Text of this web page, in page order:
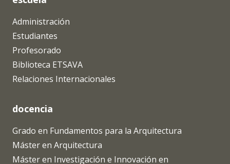
Administración
Estudiantes
Profesorado
Biblioteca ETSAVA
Relaciones Internacionales
docencia
Grado en Fundamentos para la Arquitectura
Máster en Arquitectura
Máster en Investigación e Innovación en